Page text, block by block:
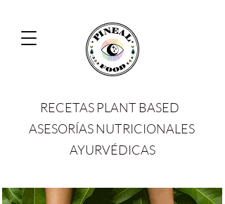
RECETAS PLANT BASED
ASESORÍAS NUTRICIONALES
AYURVÉDICAS